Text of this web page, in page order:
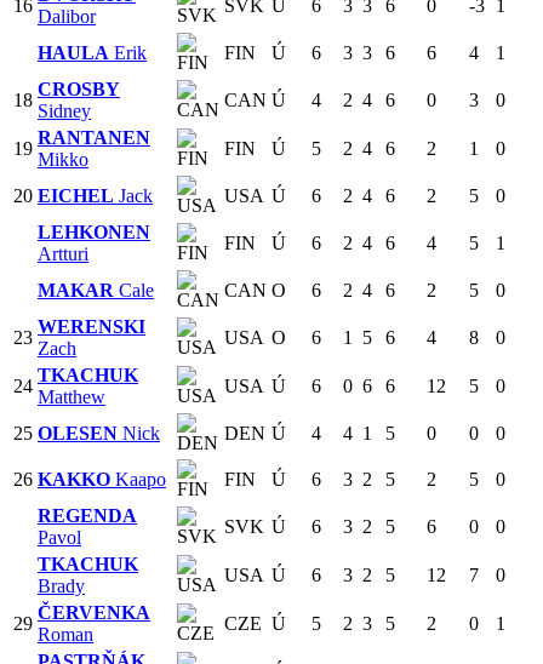
16
Dalibor
SVK Ú 6 3 3 6 0 -3 1
HAULA Erik FIN Ú 6 3 3 6 6 4 1
18
CROSBY
Sidney
CAN Ú 4 2 4 6 0 3 0
19
RANTANEN
Mikko
FIN Ú 5 2 4 6 2 1 0
20 EICHEL Jack USA Ú 6 2 4 6 2 5
0
LEHKONEN
Artturi
FIN Ú 6 2 4 6 4 5 1
MAKAR Cale CAN O 6 2 4 6 2 5 0
23
WERENSKI
Zach
USA O 6 1 5 6 4 8 0
24
TKACHUK
Matthew
USA Ú 6 0 6 6 12 5 0
25 OLESEN Nick DEN Ú 4 4 1 5 0 0 0
26 KAKKO Kaapo FIN Ú 6 3 2 5 2 5
0
REGENDA
Pavol
SVK Ú 6 3 2 5 6 0
0
TKACHUK
Brady
USA Ú 6 3 2 5 12 7 0
29
ČERVENKA
Roman
CZE Ú 5 2 3 5 2 0
1